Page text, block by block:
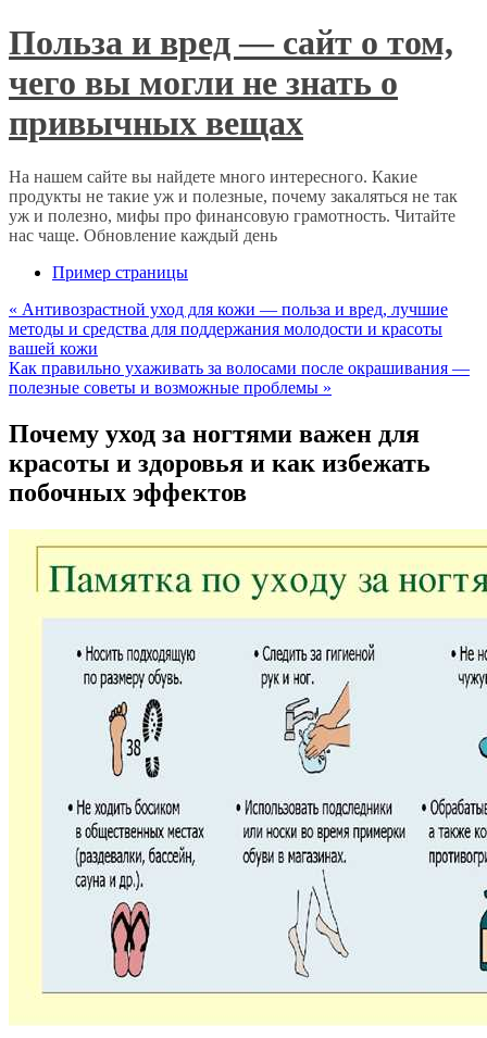
Польза и вред — сайт о том,
чего вы могли не знать о
привычных вещах
На нашем сайте вы найдете много интересного. Какие
продукты не такие уж и полезные, почему закаляться не так
уж и полезно, мифы про финансовую грамотность. Читайте
нас чаще. Обновление каждый день
Пример страницы
« Антивозрастной уход для кожи — польза и вред, лучшие
методы и средства для поддержания молодости и красоты
вашей кожи
Как правильно ухаживать за волосами после окрашивания —
полезные советы и возможные проблемы »
Почему уход за ногтями важен для
красоты и здоровья и как избежать
побочных эффектов